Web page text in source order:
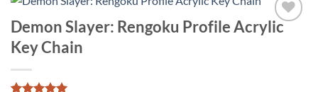
Legg til i
Demon Slayer: Rengoku Profile Acrylic
Key Chain